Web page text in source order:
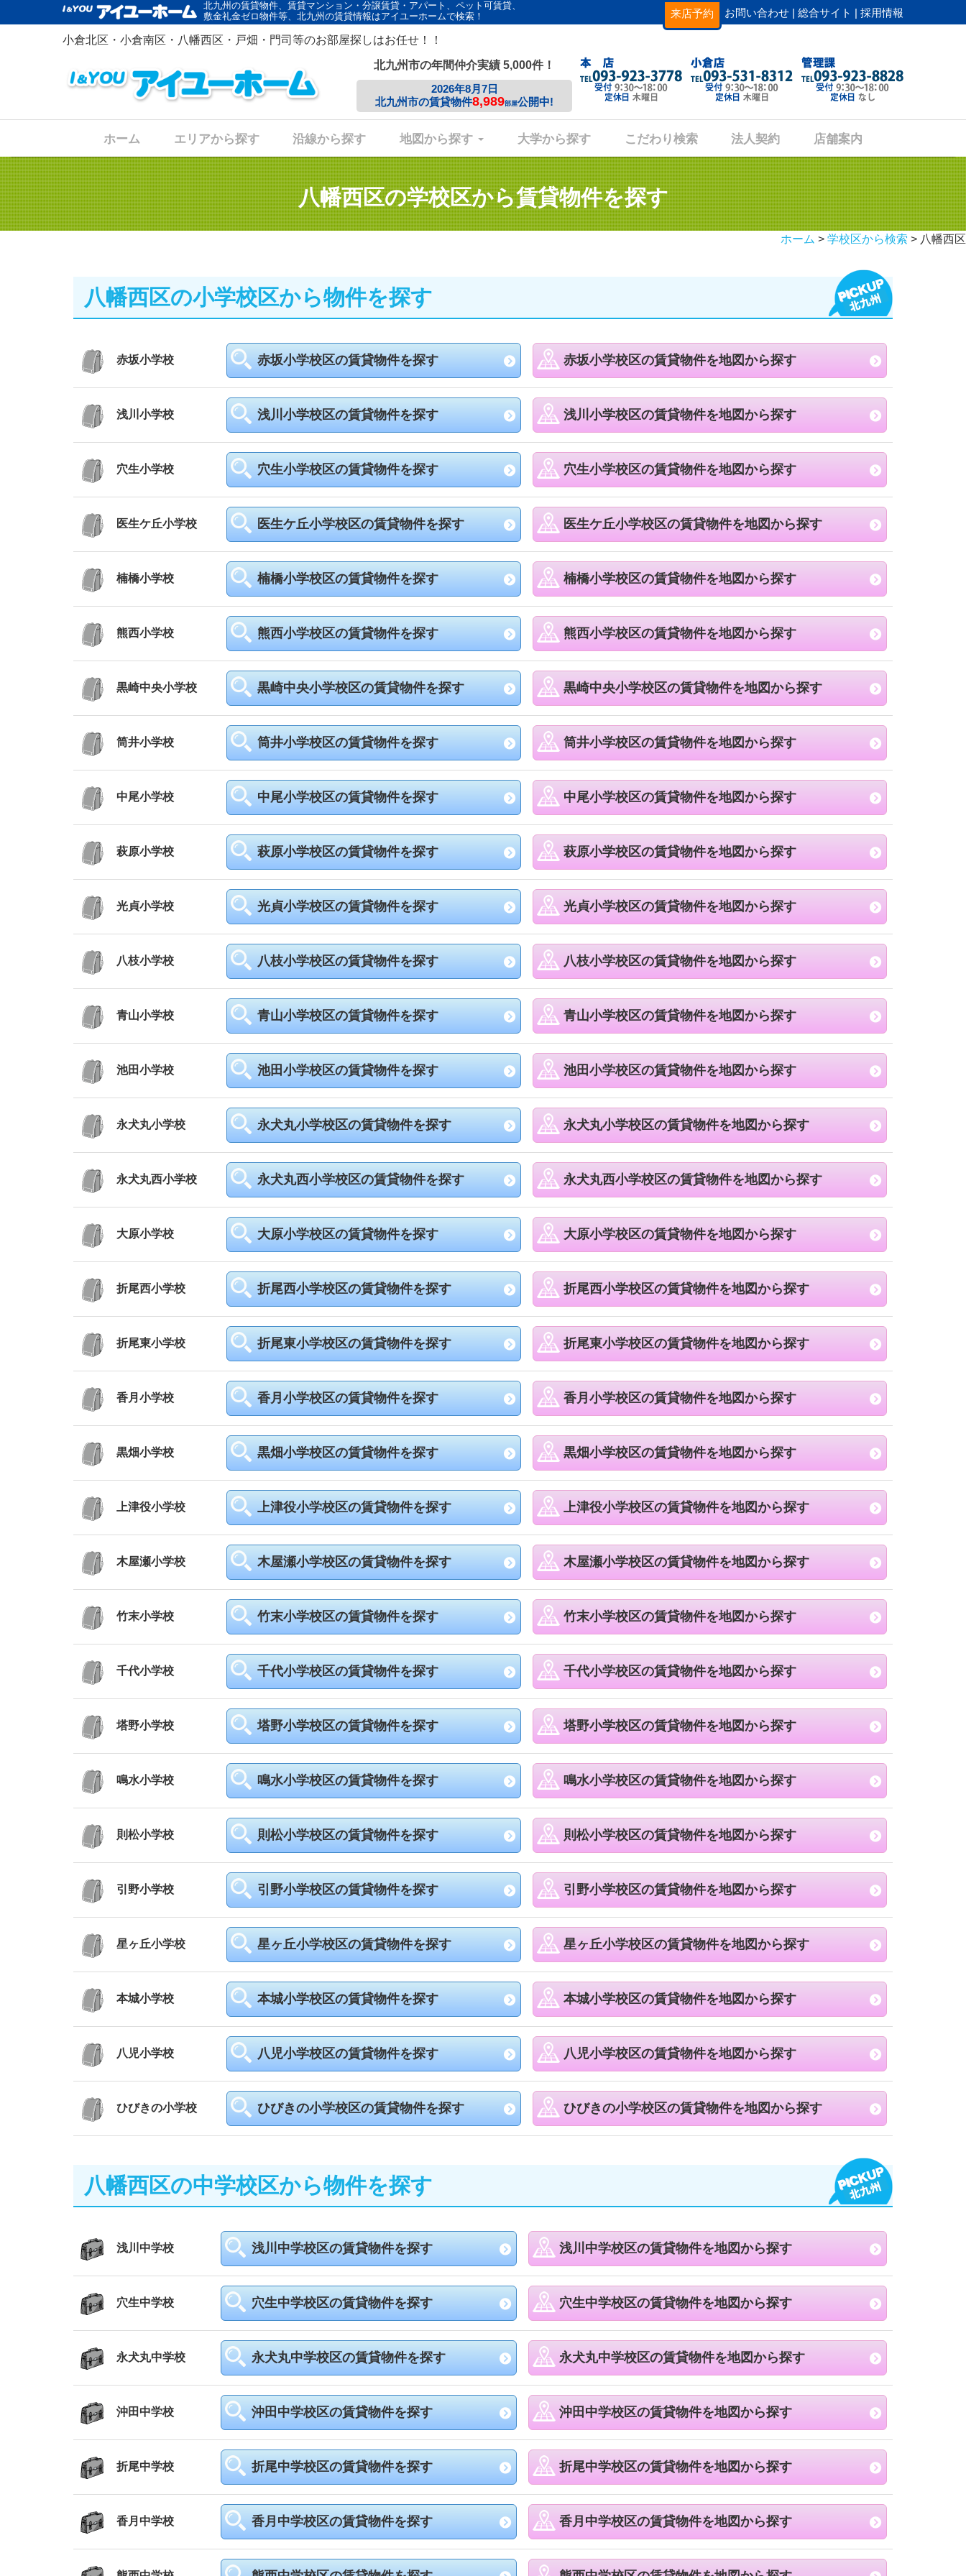
北九州の賃貸物件、賃貸マンション・分譲賃貸・アパート、ペット可賃貸、
敷金礼金ゼロ物件等、北九州の賃貸情報はアイユーホームで検索！
来店予約 お問い合わせ | 総合サイト | 採用情報
小倉北区・小倉南区・八幡西区・戸畑・門司等のお部屋探しはお任せ！！
北九州市の年間仲介実績 5,000件！
2026年8月7日
北九州市の賃貸物件8,989部屋公開中!
ホーム エリアから探す 沿線から探す 地図から探す 大学から探す こだわり検索 法人契約 店舗案内
八幡西区の学校区から賃貸物件を探す
ホーム > 学校区から検索 > 八幡西区
八幡西区の小学校区から物件を探す
赤坂小学校 赤坂小学校区の賃貸物件を探す 赤坂小学校区の賃貸物件を地図から探す
浅川小学校 浅川小学校区の賃貸物件を探す 浅川小学校区の賃貸物件を地図から探す
穴生小学校 穴生小学校区の賃貸物件を探す 穴生小学校区の賃貸物件を地図から探す
医生ケ丘小学校 医生ケ丘小学校区の賃貸物件を探す 医生ケ丘小学校区の賃貸物件を地図から探す
楠橋小学校 楠橋小学校区の賃貸物件を探す 楠橋小学校区の賃貸物件を地図から探す
熊西小学校 熊西小学校区の賃貸物件を探す 熊西小学校区の賃貸物件を地図から探す
黒崎中央小学校 黒崎中央小学校区の賃貸物件を探す 黒崎中央小学校区の賃貸物件を地図から探す
筒井小学校 筒井小学校区の賃貸物件を探す 筒井小学校区の賃貸物件を地図から探す
中尾小学校 中尾小学校区の賃貸物件を探す 中尾小学校区の賃貸物件を地図から探す
萩原小学校 萩原小学校区の賃貸物件を探す 萩原小学校区の賃貸物件を地図から探す
光貞小学校 光貞小学校区の賃貸物件を探す 光貞小学校区の賃貸物件を地図から探す
八枝小学校 八枝小学校区の賃貸物件を探す 八枝小学校区の賃貸物件を地図から探す
青山小学校 青山小学校区の賃貸物件を探す 青山小学校区の賃貸物件を地図から探す
池田小学校 池田小学校区の賃貸物件を探す 池田小学校区の賃貸物件を地図から探す
永犬丸小学校 永犬丸小学校区の賃貸物件を探す 永犬丸小学校区の賃貸物件を地図から探す
永犬丸西小学校 永犬丸西小学校区の賃貸物件を探す 永犬丸西小学校区の賃貸物件を地図から探す
大原小学校 大原小学校区の賃貸物件を探す 大原小学校区の賃貸物件を地図から探す
折尾西小学校 折尾西小学校区の賃貸物件を探す 折尾西小学校区の賃貸物件を地図から探す
折尾東小学校 折尾東小学校区の賃貸物件を探す 折尾東小学校区の賃貸物件を地図から探す
香月小学校 香月小学校区の賃貸物件を探す 香月小学校区の賃貸物件を地図から探す
黒畑小学校 黒畑小学校区の賃貸物件を探す 黒畑小学校区の賃貸物件を地図から探す
上津役小学校 上津役小学校区の賃貸物件を探す 上津役小学校区の賃貸物件を地図から探す
木屋瀬小学校 木屋瀬小学校区の賃貸物件を探す 木屋瀬小学校区の賃貸物件を地図から探す
竹末小学校 竹末小学校区の賃貸物件を探す 竹末小学校区の賃貸物件を地図から探す
千代小学校 千代小学校区の賃貸物件を探す 千代小学校区の賃貸物件を地図から探す
塔野小学校 塔野小学校区の賃貸物件を探す 塔野小学校区の賃貸物件を地図から探す
鳴水小学校 鳴水小学校区の賃貸物件を探す 鳴水小学校区の賃貸物件を地図から探す
則松小学校 則松小学校区の賃貸物件を探す 則松小学校区の賃貸物件を地図から探す
引野小学校 引野小学校区の賃貸物件を探す 引野小学校区の賃貸物件を地図から探す
星ヶ丘小学校 星ヶ丘小学校区の賃貸物件を探す 星ヶ丘小学校区の賃貸物件を地図から探す
本城小学校 本城小学校区の賃貸物件を探す 本城小学校区の賃貸物件を地図から探す
八児小学校 八児小学校区の賃貸物件を探す 八児小学校区の賃貸物件を地図から探す
ひびきの小学校 ひびきの小学校区の賃貸物件を探す ひびきの小学校区の賃貸物件を地図から探す
八幡西区の中学校区から物件を探す
浅川中学校 浅川中学校区の賃貸物件を探す 浅川中学校区の賃貸物件を地図から探す
穴生中学校 穴生中学校区の賃貸物件を探す 穴生中学校区の賃貸物件を地図から探す
永犬丸中学校 永犬丸中学校区の賃貸物件を探す 永犬丸中学校区の賃貸物件を地図から探す
沖田中学校 沖田中学校区の賃貸物件を探す 沖田中学校区の賃貸物件を地図から探す
折尾中学校 折尾中学校区の賃貸物件を探す 折尾中学校区の賃貸物件を地図から探す
香月中学校 香月中学校区の賃貸物件を探す 香月中学校区の賃貸物件を地図から探す